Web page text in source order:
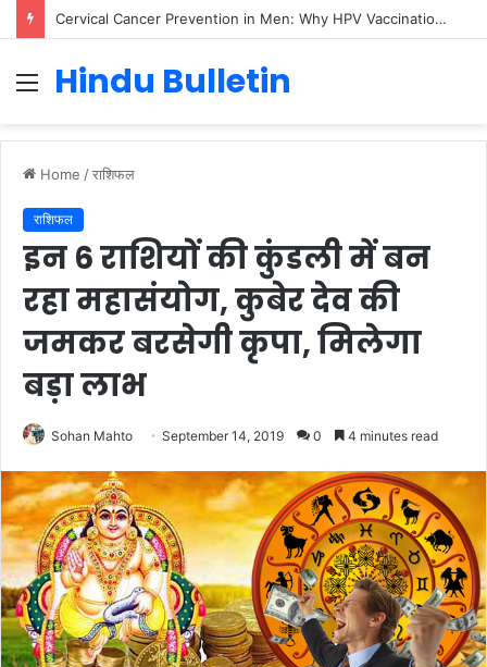
American Heart Month 2025: Raising Awareness About Cardiovascular Health
Menu
Hindu Bulletin
Home /राशिफल
राशिफल
इन 6 राशियों की कुंडली में बन
रहा महासंयोग, कुबेर देव की
जमकर बरसेगी कृपा, मिलेगा
बड़ा लाभ
Sohan Mahto September 14, 2019 0 4 minutes read